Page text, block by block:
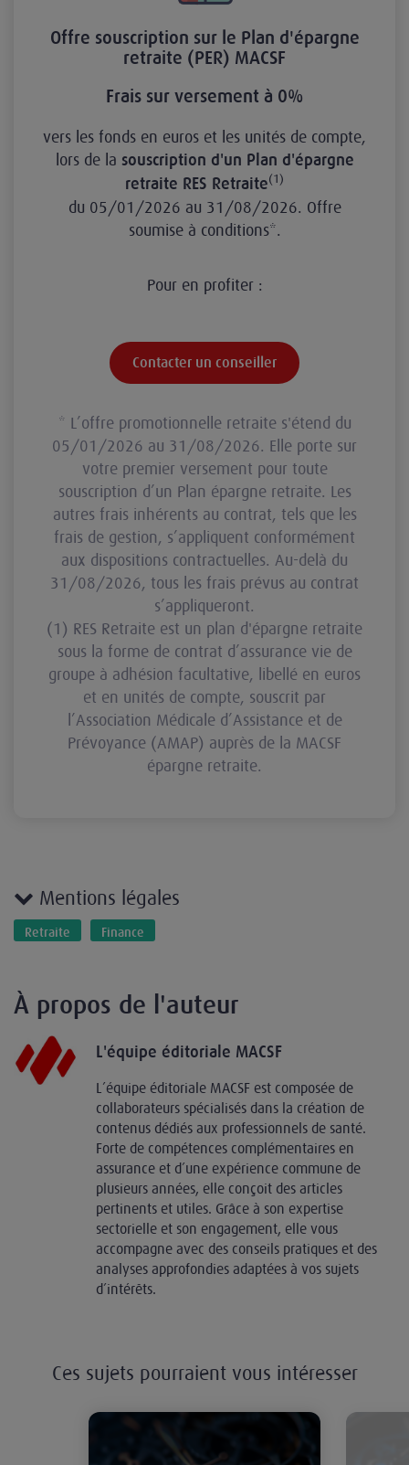
Offre souscription sur le Plan d'épargne
retraite (PER) MACSF
Frais sur versement à 0%
vers les fonds en euros et les unités de compte,
lors de la souscription d'un Plan d'épargne
retraite RES Retraite(1)
du 05/01/2026 au 31/08/2026. Offre
soumise à conditions*.
Pour en profiter :
Contacter un conseiller
* L’offre promotionnelle retraite s'étend du
05/01/2026 au 31/08/2026. Elle porte sur
votre premier versement pour toute
souscription d’un Plan épargne retraite. Les
autres frais inhérents au contrat, tels que les
frais de gestion, s’appliquent conformément
aux dispositions contractuelles. Au-delà du
31/08/2026, tous les frais prévus au contrat
s’appliqueront.
(1) RES Retraite est un plan d'épargne retraite
sous la forme de contrat d’assurance vie de
groupe à adhésion facultative, libellé en euros
et en unités de compte, souscrit par
l’Association Médicale d’Assistance et de
Prévoyance (AMAP) auprès de la MACSF
épargne retraite.
Mentions légales
Retraite Finance
À propos de l'auteur
L'équipe éditoriale MACSF
L’équipe éditoriale MACSF est composée de
collaborateurs spécialisés dans la création de
contenus dédiés aux professionnels de santé.
Forte de compétences complémentaires en
assurance et d’une expérience commune de
plusieurs années, elle conçoit des articles
pertinents et utiles. Grâce à son expertise
sectorielle et son engagement, elle vous
accompagne avec des conseils pratiques et des
analyses approfondies adaptées à vos sujets
d’intérêts.
Ces sujets pourraient vous intéresser
La MACSF maintient un bon